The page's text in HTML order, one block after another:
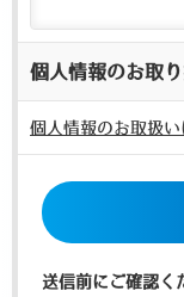
個人情報のお取
個人情報のお取扱い
こ
の
ィ
送信前にご確認く